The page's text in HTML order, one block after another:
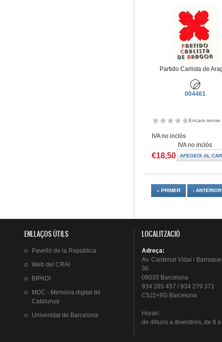
Partido Carlista de
004461
Encara sense
IVA no inclòs
IVA no inclòs
€18,50
« PRIMER ‹ ANTERIOR
ENLLAÇOS ÚTILS
Pavelló de la República
Web del CRAI
BIPADI
MDC - Memòria digital de
Catalunya
Universitat de Barcelona
LOCALITZACIÓ
Adreça:
Av. Cardenal Vidal i
36
08035 Barcelona
934 285 457 / 934 279 371
C5J2+8G Barcelona
Horari:
de dillunsa divendres, de 8